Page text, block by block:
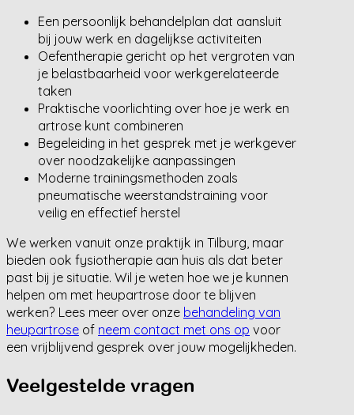
Een persoonlijk behandelplan dat aansluit
bij jouw werk en dagelijkse activiteiten
Oefentherapie gericht op het vergroten van
je belastbaarheid voor werkgerelateerde
taken
Praktische voorlichting over hoe je werk en
artrose kunt combineren
Begeleiding in het gesprek met je werkgever
over noodzakelijke aanpassingen
Moderne trainingsmethoden zoals
pneumatische weerstandstraining voor
veilig en effectief herstel
We werken vanuit onze praktijk in Tilburg, maar
bieden ook fysiotherapie aan huis als dat beter
past bij je situatie. Wil je weten hoe we je kunnen
helpen om met heupartrose door te blijven
werken? Lees meer over onze behandeling van
heupartrose of neem contact met ons op voor
een vrijblijvend gesprek over jouw mogelijkheden.
Veelgestelde vragen